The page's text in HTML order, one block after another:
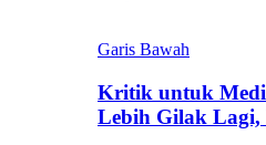
Garis Bawah
Kritik untuk
Lebih Gilak